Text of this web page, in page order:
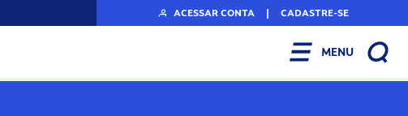
ACESSAR CONTA | CADASTRE-SE
MENU